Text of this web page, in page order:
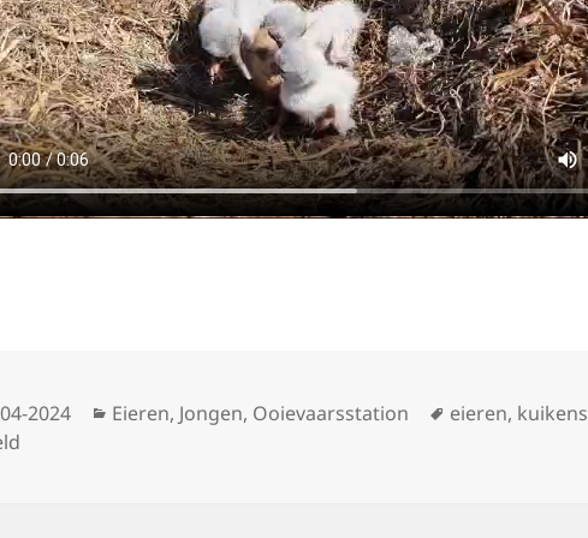
2024 Categorieën
Eieren, Jongen, Ooievaarsstation Tags
eieren, kuikens